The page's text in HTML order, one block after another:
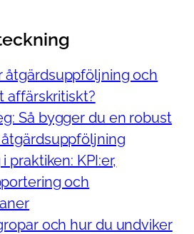
åtgärdsuppföljning och
affärskritiskt?
Så bygger du en robust
praktiken: KPI:er,
och
och hur du undviker